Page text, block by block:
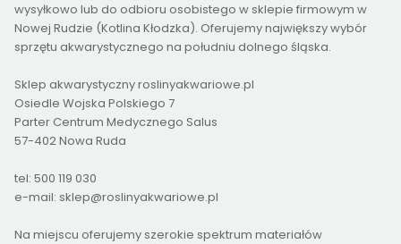
wysyłkowo lub do odbioru osobistego w sklepie firmowym w
Nowej Rudzie (Kotlina Kłodzka). Oferujemy największy wybór
sprzętu akwarystycznego na południu dolnego śląska.
Sklep akwarystyczny roslinyakwariowe.pl
Osiedle Wojska Polskiego 7
Parter Centrum Medycznego Salus
57-402 Nowa Ruda
tel: 500 119 030
e-mail: sklep@roslinyakwariowe.pl
Na miejscu oferujemy szerokie spektrum materiałów